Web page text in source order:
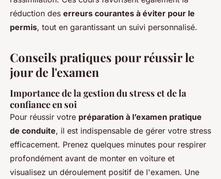
réduction des erreurs courantes à éviter pour le
permis, tout en garantissant un suivi personnalisé.
Conseils pratiques pour réussir le
jour de l'examen
Importance de la gestion du stress et de la
confiance en soi
Pour réussir votre préparation à l’examen pratique
de conduite, il est indispensable de gérer votre stress
efficacement. Prenez quelques minutes pour respirer
profondément avant de monter en voiture et
visualisez un déroulement positif de l'examen. Une